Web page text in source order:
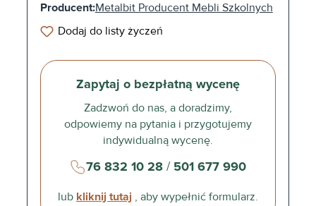
Producent:Metalbit Producent Mebli Szkolnych
Dodaj do listy życzeń
Zapytaj o bezpłatną wycenę
Zadzwoń do nas, a doradzimy,
odpowiemy na pytania i przygotujemy
indywidualną wycenę.
76 832 10 28/ 501 677 990
lub kliknij tutaj , aby wypełnić formularz.